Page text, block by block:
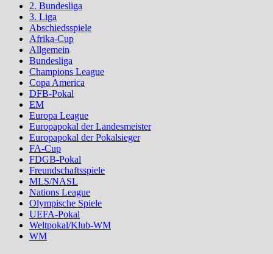
2. Bundesliga
3. Liga
Abschiedsspiele
Afrika-Cup
Allgemein
Bundesliga
Champions League
Copa America
DFB-Pokal
EM
Europa League
Europapokal der Landesmeister
Europapokal der Pokalsieger
FA-Cup
FDGB-Pokal
Freundschaftsspiele
MLS/NASL
Nations League
Olympische Spiele
UEFA-Pokal
Weltpokal/Klub-WM
WM